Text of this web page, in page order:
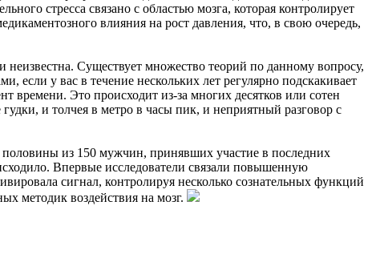
стресса связано с областью мозга, которая контролирует
влияния на рост давления, что, в свою очередь,
Существует множество теорий по данному вопросу,
если у вас в течение нескольких лет регулярно подскакивает
времени. Это происходит из-за многих десятков или сотен
и толчея в метро в часы пик, и неприятный разговор с
из 150 мужчин, принявших участие в последних
Впервые исследователи связали повышенную
сигнал, контролируя несколько сознательных функций
методик воздействия на мозг.